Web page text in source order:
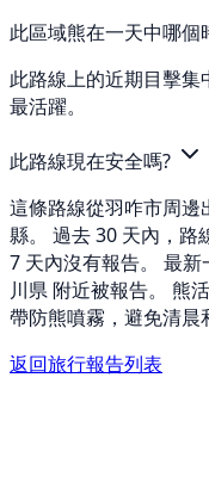
此區域熊在一天中哪個
此路線上的近期目擊
最活躍。
此路線現在安全嗎?
這條路線從羽咋市周
縣。 過去 30 天內，路
7 天內沒有報告。 最
川県 附近被報告。 熊
帶防熊噴霧，避免清晨
返回旅行報告列表